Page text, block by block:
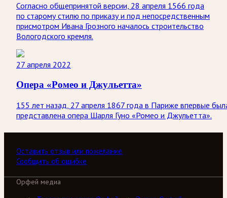
Согласно общепринятой версии, 28 апреля 1566 года
по старому стилю по приказу и под непосредственным
присмотром Ивана Грозного началось строительство
Вологодского кремля.
27 апреля 2022
Опера «Ромео и Джульетта»
155 лет назад, 27 апреля 1867 года в Париже впервые
представлена опера Шарля Гуно «Ромео и Джульетта».
Оставить отзыв или пожелание
Сообщить об ошибке
Орфей медиа